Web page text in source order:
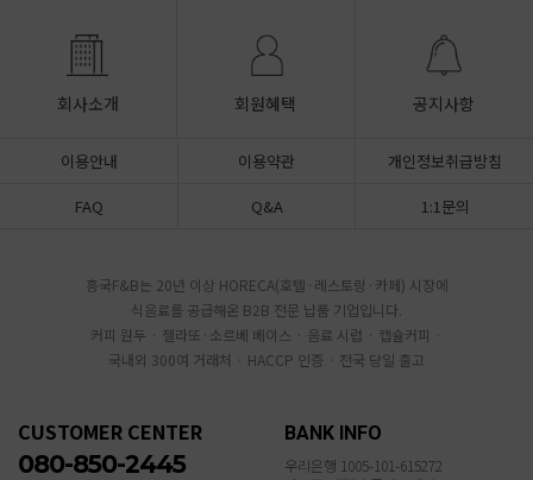
회사소개 회원혜택 공지사항
이용안내 이용약관
개인정보취급방침
FAQ
Q&A 1:1문의
흥국F&B는 20년 이상 HORECA(호텔·레스토랑·카페) 시장에
식음료를 공급해온 B2B 전문 납품 기업입니다.
커피 원두 · 젤라또·소르베 베이스 · 음료 시럽 · 캡슐커피 ·
국내외 300여 거래처 · HACCP 인증 · 전국 당일 출고
CUSTOMER CENTER
080-850-2445
BANK INFO
우리은행 1005-101-615272